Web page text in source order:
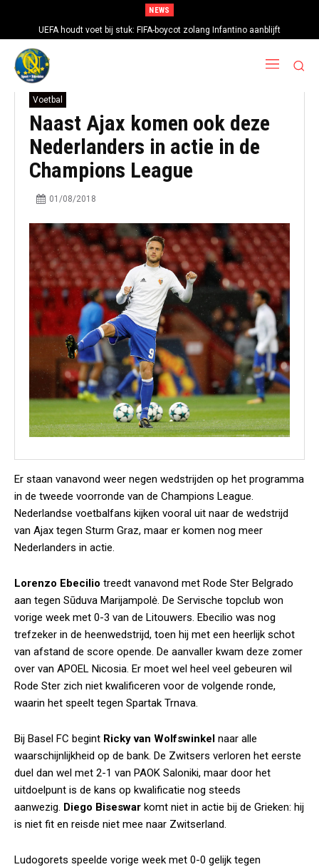
NEWS
UEFA houdt voet bij stuk: FIFA-boycot zolang Infantino aanblijft
Voetbal
Naast Ajax komen ook deze
Nederlanders in actie in de
Champions League
01/08/2018
Er staan vanavond weer negen wedstrijden op het programma
in de tweede voorronde van de Champions League.
Nederlandse voetbalfans kijken vooral uit naar de wedstrijd
van Ajax tegen Sturm Graz, maar er komen nog meer
Nederlanders in actie.
Lorenzo Ebecilio treedt vanavond met Rode Ster Belgrado
aan tegen Sūduva Marijampolė. De Servische topclub won
vorige week met 0-3 van de Litouwers. Ebecilio was nog
trefzeker in de heenwedstrijd, toen hij met een heerlijk schot
van afstand de score opende. De aanvaller kwam deze zomer
over van APOEL Nicosia. Er moet wel heel veel gebeuren wil
Rode Ster zich niet kwalificeren voor de volgende ronde,
waarin het speelt tegen Spartak Trnava.
Bij Basel FC begint Ricky van Wolfswinkel naar alle
waarschijnlijkheid op de bank. De Zwitsers verloren het eerste
duel dan wel met 2-1 van PAOK Saloniki, maar door het
uitdoelpunt is de kans op kwalificatie nog steeds
aanwezig. Diego Biseswar komt niet in actie bij de Grieken: hij
is niet fit en reisde niet mee naar Zwitserland.
Ludogorets speelde vorige week met 0-0 gelijk tegen